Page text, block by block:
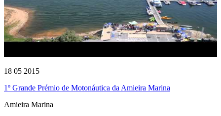
18 05 2015
1º Grande Prémio de Motonáutica da Amieira Marina
Amieira Marina